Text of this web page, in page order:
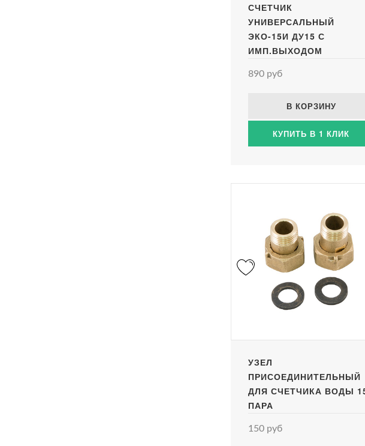
СЧЕТЧИК
УНИВЕРСАЛЬНЫЙ
ЭКО-15И ДУ15 С
ИМП.ВЫХОДОМ
890 руб
В КОРЗИНУ
КУПИТЬ В 1 КЛИК
УЗЕЛ
ПРИСОЕДИНИТЕЛЬНЫЙ
ДЛЯ СЧЕТЧИКА ВОДЫ
ПАРА
150 руб